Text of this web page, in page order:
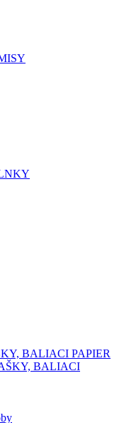
BALIACI PAPIER